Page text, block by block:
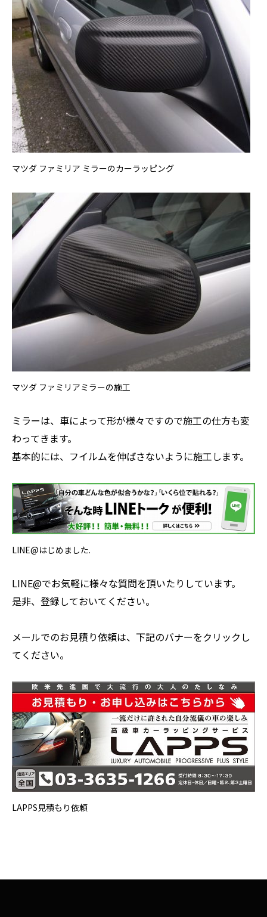
マツダ ファミリア ミラーのカーラッピング
マツダ ファミリアミラーの施工
ミラーは、車によって形が様々ですので施工の仕方も変
わってきます。
基本的には、フイルムを伸ばさないように施工します。
LINE@はじめました.
LINE@でお気軽に様々な質問を頂いたりしています。
是非、登録しておいてください。
メールでのお見積り依頼は、下記のバナーをクリックし
てください。
LAPPS見積もり依頼